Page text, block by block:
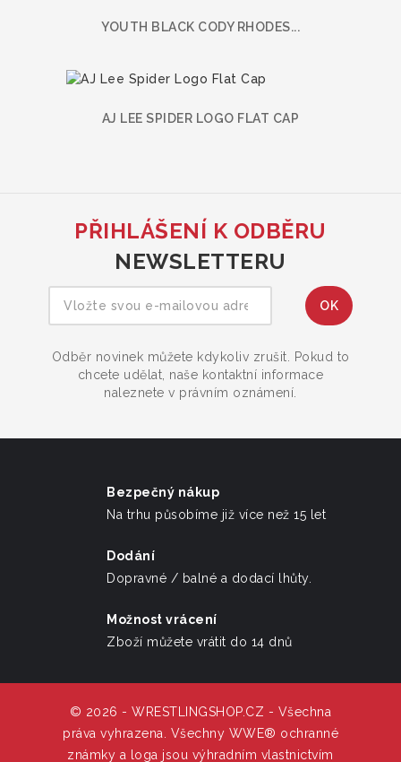
YOUTH BLACK CODY RHODES...
AJ LEE SPIDER LOGO FLAT CAP
PŘIHLÁŠENÍ K ODBĚRU
NEWSLETTERU
Odběr novinek můžete kdykoliv zrušit. Pokud to
chcete udělat, naše kontaktní informace
naleznete v právním oznámení.
Bezpečný nákup
Na trhu působíme již více než 15 let
Dodání
Dopravné / balné a dodací lhůty.
Možnost vrácení
Zboží můžete vrátit do 14 dnů
© 2026 - WRESTLINGSHOP.CZ - Všechna
práva vyhrazena. Všechny WWE® ochranné
známky a loga jsou výhradním vlastnictvím